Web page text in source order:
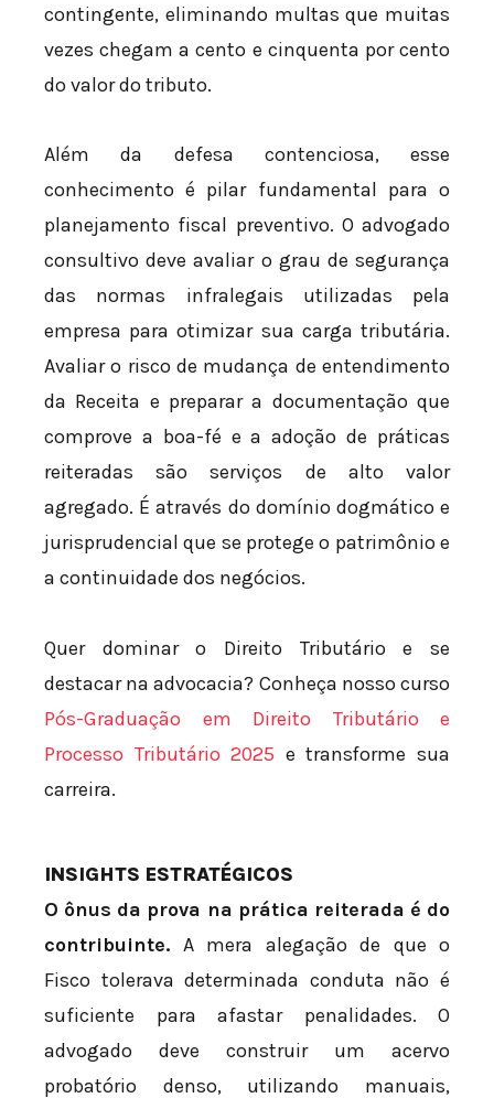
contingente, eliminando multas que muitas
vezes chegam a cento e cinquenta por cento
do valor do tributo.
Além da defesa contenciosa, esse
conhecimento é pilar fundamental para o
planejamento fiscal preventivo. O advogado
consultivo deve avaliar o grau de segurança
das normas infralegais utilizadas pela
empresa para otimizar sua carga tributária.
Avaliar o risco de mudança de entendimento
da Receita e preparar a documentação que
comprove a boa-fé e a adoção de práticas
reiteradas são serviços de alto valor
agregado. É através do domínio dogmático e
jurisprudencial que se protege o patrimônio e
a continuidade dos negócios.
Quer dominar o Direito Tributário e se
destacar na advocacia? Conheça nosso curso
Pós-Graduação em Direito Tributário e
Processo Tributário 2025 e transforme sua
carreira.
INSIGHTS ESTRATÉGICOS
O ônus da prova na prática reiterada é do
contribuinte. A mera alegação de que o
Fisco tolerava determinada conduta não é
suficiente para afastar penalidades. O
advogado deve construir um acervo
probatório denso, utilizando manuais,